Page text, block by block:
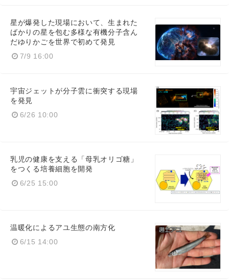
星が爆発した現場において、生まれた
ばかりの星を包む多様な有機分子含ん
だゆりかごを世界で初めて発見
7/9 16:00
宇宙ジェットが分子雲に衝突する現場
を発見
6/26 10:00
乳児の健康を支える「母乳オリゴ糖」
をつくる培養細胞を開発
6/25 15:00
温暖化によるアユ生態の南方化
6/15 14:00